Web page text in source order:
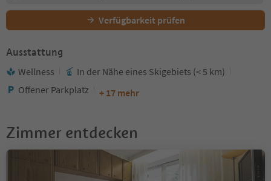
Verfügbarkeit prüfen
Ausstattung
Wellness
In der Nähe eines Skigebiets (< 5 km)
Offener Parkplatz
+ 17 mehr
Zimmer entdecken